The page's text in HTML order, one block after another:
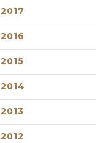
2017
2016
2015
2014
2013
2012